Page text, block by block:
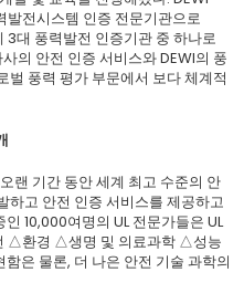
전시스템 인증 전문기관으로
대 풍력발전 인증기관 중 하나로
의 안전 인증 서비스와 DEWI의 풍
벌 풍력 평가 부문에서 보다 체계적
랜 기간 동안 세계 최고 수준의 안
하고 안전 인증 서비스를 제공하고
10,000여명의 UL 전문가들은 UL
△환경 △생명 및 의료과학 △성능
은 물론, 더 나은 안전 기술 과학의